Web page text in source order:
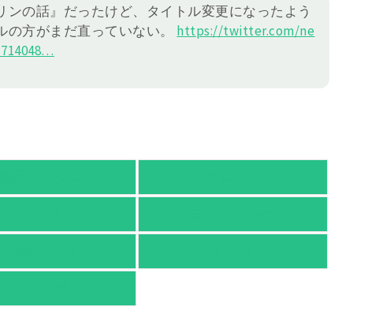
の話』だったけど、タイトル変更になったよう
方がまだ直っていない。 https://twitter.com/ne
…